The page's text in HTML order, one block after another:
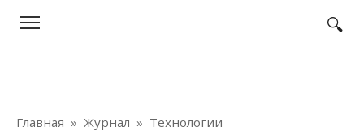
Главная » Журнал » Технологии